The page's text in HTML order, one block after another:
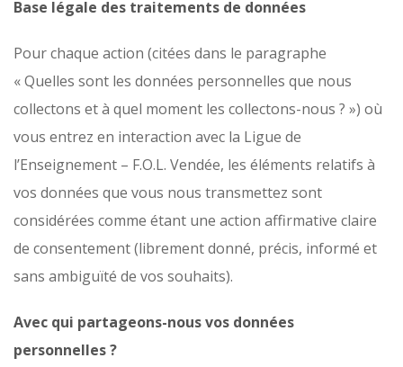
Base légale des traitements de données
Pour chaque action (citées dans le paragraphe
« Quelles sont les données personnelles que nous
collectons et à quel moment les collectons-nous ? ») où
vous entrez en interaction avec la Ligue de
l’Enseignement – F.O.L. Vendée, les éléments relatifs à
vos données que vous nous transmettez sont
considérées comme étant une action affirmative claire
de consentement (librement donné, précis, informé et
sans ambiguïté de vos souhaits).
Avec qui partageons-nous vos données
personnelles ?